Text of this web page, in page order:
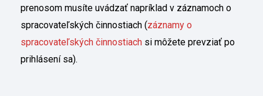
prenosom musíte uvádzať napríklad v záznamoch o
spracovateľských činnostiach (záznamy o
spracovateľských činnostiach si môžete prevziať po
prihlásení sa).